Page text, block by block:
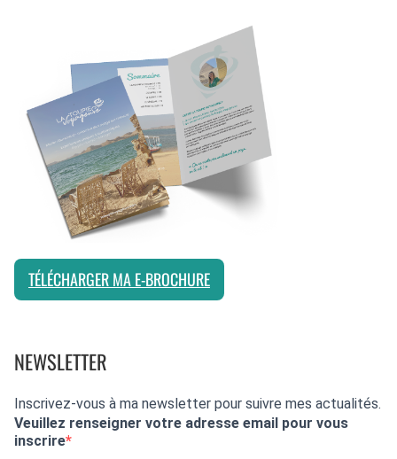
TÉLÉCHARGER MA E-BROCHURE
NEWSLETTER
Inscrivez-vous à ma newsletter pour suivre mes actualités.
Veuillez renseigner votre adresse email pour vous
inscrire